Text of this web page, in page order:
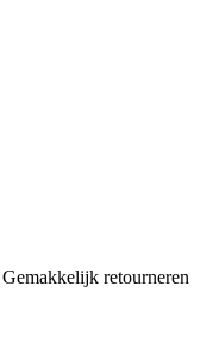
Gemakkelijk retourneren